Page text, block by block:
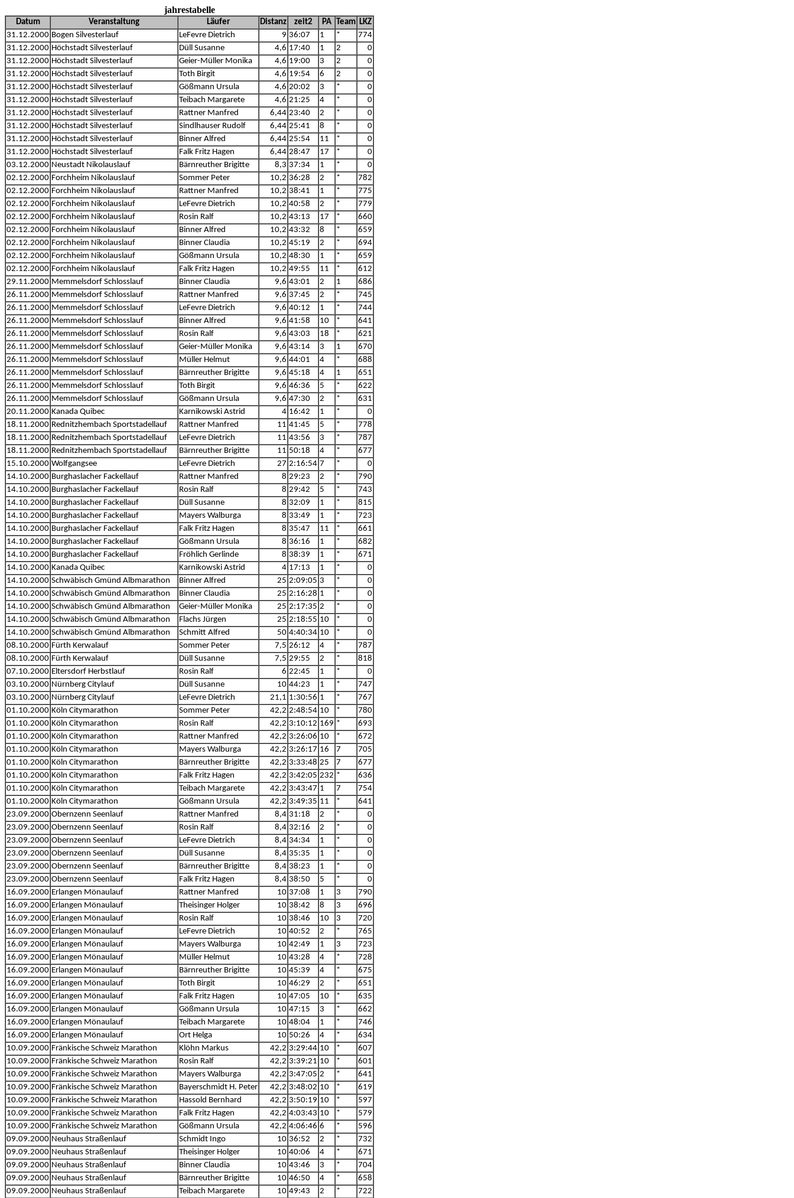
jahrestabelle
Datum Veranstaltung Läufer Distanz zeit2 PA Team LKZ
31.12.2000 Bogen Silvesterlauf LeFevre Dietrich 9 36:07 1 *
774
31.12.2000 Höchstadt Silvesterlauf Düll Susanne 4,6 17:40 1 2
0
31.12.2000 Höchstadt Silvesterlauf Geier-Müller Monika 4,6 19:00 3 2
0
31.12.2000 Höchstadt Silvesterlauf Toth Birgit 4,6 19:54 6 2
0
31.12.2000 Höchstadt Silvesterlauf Gößmann Ursula 4,6 20:02 3 *
0
31.12.2000 Höchstadt Silvesterlauf Teibach Margarete 4,6 21:25 4 *
0
31.12.2000 Höchstadt Silvesterlauf Rattner Manfred 6,44 23:40 2 *
0
31.12.2000 Höchstadt Silvesterlauf Sindlhauser Rudolf 6,44 25:41 8 *
0
31.12.2000 Höchstadt Silvesterlauf Binner Alfred 6,44 25:54 11 *
0
31.12.2000 Höchstadt Silvesterlauf Falk Fritz Hagen 6,44 28:47 17 *
0
03.12.2000 Neustadt Nikolauslauf Bärnreuther Brigitte 8,3 37:34 1 *
0
02.12.2000 Forchheim Nikolauslauf Sommer Peter 10,2 36:28 2 *
782
02.12.2000 Forchheim Nikolauslauf Rattner Manfred 10,2 38:41 1 *
775
02.12.2000 Forchheim Nikolauslauf LeFevre Dietrich 10,2 40:58 2 *
779
02.12.2000 Forchheim Nikolauslauf Rosin Ralf 10,2 43:13 17 *
660
02.12.2000 Forchheim Nikolauslauf Binner Alfred 10,2 43:32 8 *
659
02.12.2000 Forchheim Nikolauslauf Binner Claudia 10,2 45:19 2 *
694
02.12.2000 Forchheim Nikolauslauf Gößmann Ursula 10,2 48:30 1 *
659
02.12.2000 Forchheim Nikolauslauf Falk Fritz Hagen 10,2 49:55 11 *
612
29.11.2000 Memmelsdorf Schlosslauf Binner Claudia 9,6 43:01 2 1
686
26.11.2000 Memmelsdorf Schlosslauf Rattner Manfred 9,6 37:45 2 *
745
26.11.2000 Memmelsdorf Schlosslauf LeFevre Dietrich 9,6 40:12 1 *
744
26.11.2000 Memmelsdorf Schlosslauf Binner Alfred 9,6 41:58 10 *
641
26.11.2000 Memmelsdorf Schlosslauf Rosin Ralf 9,6 43:03 18 *
621
26.11.2000 Memmelsdorf Schlosslauf Geier-Müller Monika 9,6 43:14 3 1
670
26.11.2000 Memmelsdorf Schlosslauf Müller Helmut 9,6 44:01 4 *
688
26.11.2000 Memmelsdorf Schlosslauf Bärnreuther Brigitte 9,6 45:18 4 1
651
26.11.2000 Memmelsdorf Schlosslauf Toth Birgit 9,6 46:36 5 *
622
26.11.2000 Memmelsdorf Schlosslauf Gößmann Ursula 9,6 47:30 2 *
631
20.11.2000 Kanada Quibec Karnikowski Astrid 4 16:42 1 *
0
18.11.2000 Rednitzhembach Sportstadellauf Rattner Manfred 11 41:45 5 *
778
18.11.2000 Rednitzhembach Sportstadellauf LeFevre Dietrich 11 43:56 3 *
787
18.11.2000 Rednitzhembach Sportstadellauf Bärnreuther Brigitte 11 50:18 4 *
677
15.10.2000 Wolfgangsee LeFevre Dietrich 27 2:16:54 7 *
0
14.10.2000 Burghaslacher Fackellauf Rattner Manfred 8 29:23 2 *
790
14.10.2000 Burghaslacher Fackellauf Rosin Ralf 8 29:42 5 *
743
14.10.2000 Burghaslacher Fackellauf Düll Susanne 8 32:09 1 *
815
14.10.2000 Burghaslacher Fackellauf Mayers Walburga 8 33:49 1 *
723
14.10.2000 Burghaslacher Fackellauf Falk Fritz Hagen 8 35:47 11 *
661
14.10.2000 Burghaslacher Fackellauf Gößmann Ursula 8 36:16 1 *
682
14.10.2000 Burghaslacher Fackellauf Fröhlich Gerlinde 8 38:39 1 *
671
14.10.2000 Kanada Quibec Karnikowski Astrid 4 17:13 1 *
0
14.10.2000 Schwäbisch Gmünd Albmarathon Binner Alfred 25 2:09:05 3 *
0
14.10.2000 Schwäbisch Gmünd Albmarathon Binner Claudia 25 2:16:28 1 *
0
14.10.2000 Schwäbisch Gmünd Albmarathon Geier-Müller Monika 25 2:17:35 2 *
0
14.10.2000 Schwäbisch Gmünd Albmarathon Flachs Jürgen 25 2:18:55 10 *
0
14.10.2000 Schwäbisch Gmünd Albmarathon Schmitt Alfred 50 4:40:34 10 *
0
08.10.2000 Fürth Kerwalauf Sommer Peter 7,5 26:12 4 *
787
08.10.2000 Fürth Kerwalauf Düll Susanne 7,5 29:55 2 *
818
07.10.2000 Eltersdorf Herbstlauf Rosin Ralf 6 22:45 1 *
0
03.10.2000 Nürnberg Citylauf Düll Susanne 10 44:23 1 *
747
03.10.2000 Nürnberg Citylauf LeFevre Dietrich 21,1 1:30:56 1 *
767
01.10.2000 Köln Citymarathon Sommer Peter 42,2 2:48:54 10 *
780
01.10.2000 Köln Citymarathon Rosin Ralf 42,2 3:10:12 169 *
693
01.10.2000 Köln Citymarathon Rattner Manfred 42,2 3:26:06 10 *
672
01.10.2000 Köln Citymarathon Mayers Walburga 42,2 3:26:17 16 7
705
01.10.2000 Köln Citymarathon Bärnreuther Brigitte 42,2 3:33:48 25 7
677
01.10.2000 Köln Citymarathon Falk Fritz Hagen 42,2 3:42:05 232 *
636
01.10.2000 Köln Citymarathon Teibach Margarete 42,2 3:43:47 1 7
754
01.10.2000 Köln Citymarathon Gößmann Ursula 42,2 3:49:35 11 *
641
23.09.2000 Obernzenn Seenlauf Rattner Manfred 8,4 31:18 2 *
0
23.09.2000 Obernzenn Seenlauf Rosin Ralf 8,4 32:16 2 *
0
23.09.2000 Obernzenn Seenlauf LeFevre Dietrich 8,4 34:34 1 *
0
23.09.2000 Obernzenn Seenlauf Düll Susanne 8,4 35:35 1 *
0
23.09.2000 Obernzenn Seenlauf Bärnreuther Brigitte 8,4 38:23 1 *
0
23.09.2000 Obernzenn Seenlauf Falk Fritz Hagen 8,4 38:50 5 *
0
16.09.2000 Erlangen Mönaulauf Rattner Manfred 10 37:08 1 3
790
16.09.2000 Erlangen Mönaulauf Theisinger Holger 10 38:42 8 3
696
16.09.2000 Erlangen Mönaulauf Rosin Ralf 10 38:46 10 3
720
16.09.2000 Erlangen Mönaulauf LeFevre Dietrich 10 40:52 2 *
765
16.09.2000 Erlangen Mönaulauf Mayers Walburga 10 42:49 1 3
723
16.09.2000 Erlangen Mönaulauf Müller Helmut 10 43:28 4 *
728
16.09.2000 Erlangen Mönaulauf Bärnreuther Brigitte 10 45:39 4 *
675
16.09.2000 Erlangen Mönaulauf Toth Birgit 10 46:29 2 *
651
16.09.2000 Erlangen Mönaulauf Falk Fritz Hagen 10 47:05 10 *
635
16.09.2000 Erlangen Mönaulauf Gößmann Ursula 10 47:15 3 *
662
16.09.2000 Erlangen Mönaulauf Teibach Margarete 10 48:04 1 *
746
16.09.2000 Erlangen Mönaulauf Ort Helga 10 50:26 4 *
634
10.09.2000 Fränkische Schweiz Marathon Klöhn Markus 42,2 3:29:44 10 *
607
10.09.2000 Fränkische Schweiz Marathon Rosin Ralf 42,2 3:39:21 10 *
601
10.09.2000 Fränkische Schweiz Marathon Mayers Walburga 42,2 3:47:05 2 *
641
10.09.2000 Fränkische Schweiz Marathon Bayerschmidt H. Peter 42,2 3:48:02 10 *
619
10.09.2000 Fränkische Schweiz Marathon Hassold Bernhard 42,2 3:50:19 10 *
597
10.09.2000 Fränkische Schweiz Marathon Falk Fritz Hagen 42,2 4:03:43 10 *
579
10.09.2000 Fränkische Schweiz Marathon Gößmann Ursula 42,2 4:06:46 6 *
596
09.09.2000 Neuhaus Straßenlauf Schmidt Ingo 10 36:52 2 *
732
09.09.2000 Neuhaus Straßenlauf Theisinger Holger 10 40:06 4 *
671
09.09.2000 Neuhaus Straßenlauf Binner Claudia 10 43:46 3 *
704
09.09.2000 Neuhaus Straßenlauf Bärnreuther Brigitte 10 46:50 4 *
658
09.09.2000 Neuhaus Straßenlauf Teibach Margarete 10 49:43 2 *
722